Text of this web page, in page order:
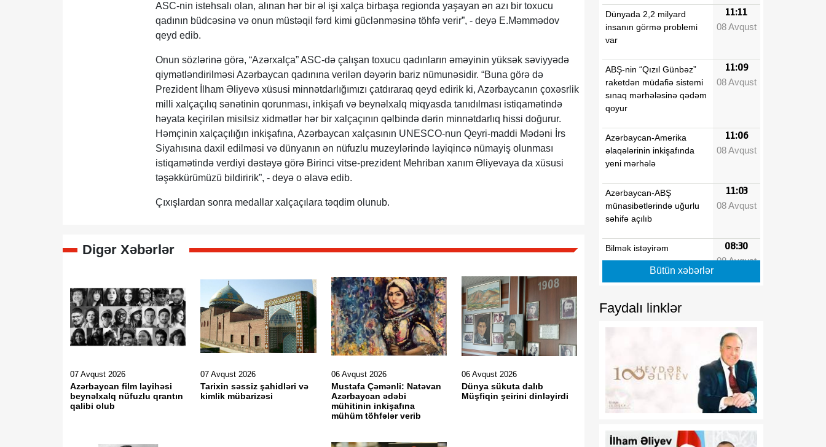
ASC-nin istehsalı olan, alınan hər bir əl işi xalça birbaşa regionda yaşayan ən azı bir toxucu
qadının büdcəsinə və onun müstəqil fərd kimi güclənməsinə töhfə verir”, - deyə E.Məmmədov
qeyd edib.
Onun sözlərinə görə, “Azərxalça” ASC-də çalışan toxucu qadınların əməyinin yüksək səviyyədə
qiymətləndirilməsi Azərbaycan qadınına verilən dəyərin bariz nümunəsidir. “Buna görə də
Prezident İlham Əliyevə xüsusi minnətdarlığımızı çatdıraraq qeyd edirik ki, Azərbaycanın çoxəsrlik
milli xalçaçılıq sənətinin qorunması, inkişafı və beynəlxalq miqyasda tanıdılması istiqamətində
həyata keçirilən misilsiz xidmətlər hər bir xalçaçının qəlbində dərin minnətdarlıq hissi doğurur.
Həmçinin xalçaçılığın inkişafına, Azərbaycan xalçasının UNESCO-nun Qeyri-maddi Mədəni İrs
Siyahısına daxil edilməsi və dünyanın ən nüfuzlu muzeylərində layiqincə nümayiş olunması
istiqamətində verdiyi dəstəyə görə Birinci vitse-prezident Mehriban xanım Əliyevaya da xüsusi
təşəkkürümüzü bildiririk”, - deyə o əlavə edib.
Çıxışlardan sonra medallar xalçaçılara təqdim olunub.
Digər Xəbərlər
07 Avqust 2026
Azərbaycan film layihəsi
beynəlxalq nüfuzlu qrantın
qalibi olub
07 Avqust 2026
Tarixin səssiz şahidləri və
kimlik mübarizəsi
06 Avqust 2026
Mustafa Çəmənli: Natəvan
Azərbaycan ədəbi
mühitinin inkişafına
mühüm töhfələr verib
06 Avqust 2026
Dünya sükuta dalıb
Müşfiqin şeirini dinləyirdi
Dünyada 2,2 milyard
insanın görmə problemi
var
11:11
08 Avqust
ABŞ-nin “Qızıl Günbəz”
raketdən müdafiə sistemi
sınaq mərhələsinə qədəm
qoyur
11:09
08 Avqust
Azərbaycan-Amerika
əlaqələrinin inkişafında
yeni mərhələ
11:06
08 Avqust
Azərbaycan-ABŞ
münasibətlərində uğurlu
səhifə açılıb
11:03
08 Avqust
Bilmək istəyirəm 08:30
08 Avqust
gücə doğru
Azərbaycanın strateji
08:10
08 Avqust
Azərbaycanın yeni dövlət
diplomatiyasından strateji
08:00
Bütün xəbərlər
Faydalı linklər